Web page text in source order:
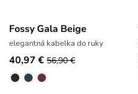
Fossy Gala Beige
elegantná kabelka do ruky
40,97 € 56,90 €